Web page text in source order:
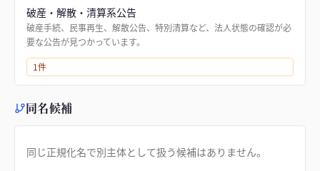
破産・解散・清算系公告
破産手続、民事再生、解散公告、特別清算など、法人状態の確認が必
要な公告が見つかっています。
1件
同名候補
同じ正規化名で別主体として扱う候補はありません。